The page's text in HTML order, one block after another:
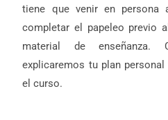
tiene que venir en persona
completar el papeleo previo
material de
explicaremos tu plan
el curso.